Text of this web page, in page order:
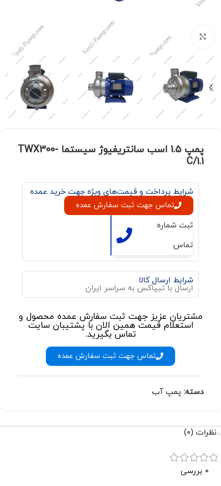
برای بزرگنمایی کلیک کنید
پمپ 1.5 اسب سانتریفیوژ سیستما TWX300-
C/1.1
شرایط پرداخت و قیمت‌های ویژه جهت خرید عمده
تماس جهت ثبت سفارش عمده
ثبت شماره
تماس
شرایط ارسال کالا
ارسال با تیپاکس به سراسر ایران
مشتریان عزیز جهت ثبت سفارش عمده محصول و
استعلام قیمت همین الان با پشتیبان سایت
تماس بگیرید.
تماس جهت ثبت سفارش عمده
دسته: پمپ آب
نظرات (0)
0 بررسی